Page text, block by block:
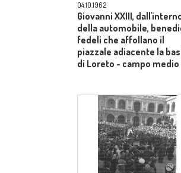
04.10.1962
Giovanni XXIII,
della automobile,
fedeli che affollano il
piazzale adiacente la
di Loreto - campo medio